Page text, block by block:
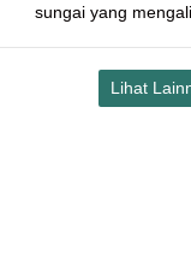
sungai yang
Lihat